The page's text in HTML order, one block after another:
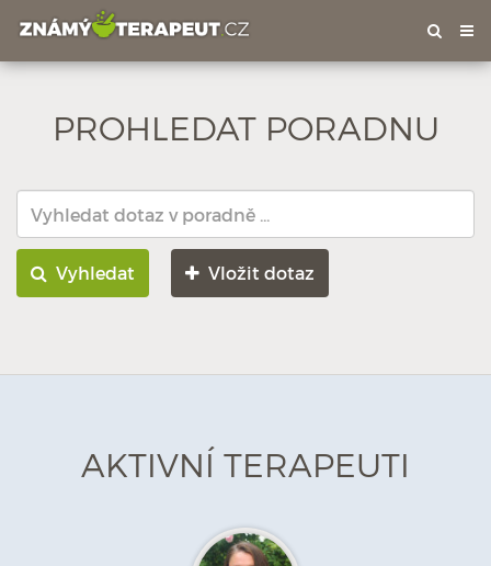
PROHLEDAT PORADNU
Vyhledat Vložit dotaz
AKTIVNÍ TERAPEUTI